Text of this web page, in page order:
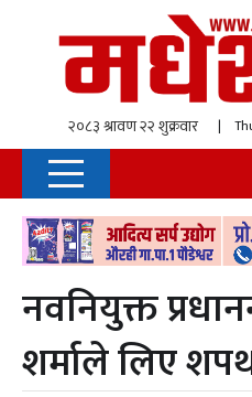
| Thu,
नवनियुक्त
शर्माले लिए